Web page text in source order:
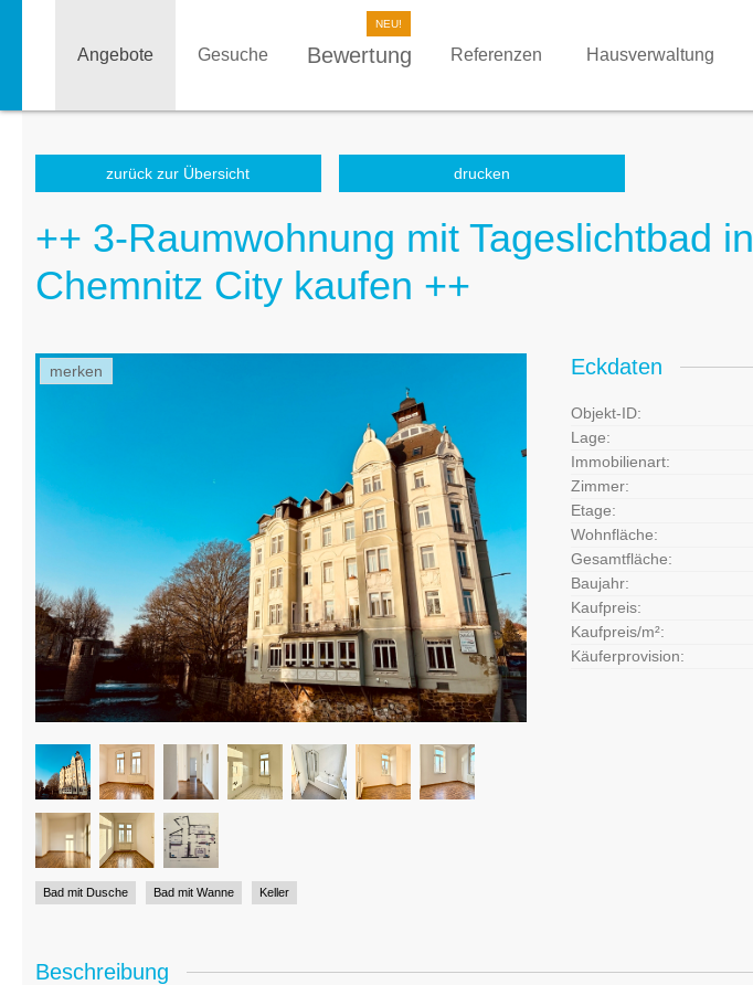
Angebote Gesuche Bewertung Referenzen Hausverwaltung
zurück zur Übersicht drucken
++ 3-Raumwohnung mit Tageslichtbad in
Chemnitz City kaufen ++
merken
Bad mit Dusche Bad mit Wanne Keller
Eckdaten
Objekt-ID:
Lage:
Immobilienart:
Zimmer:
Etage:
Wohnfläche:
Gesamtfläche:
Baujahr:
Kaufpreis:
Kaufpreis/m²:
Käuferprovision:
Beschreibung